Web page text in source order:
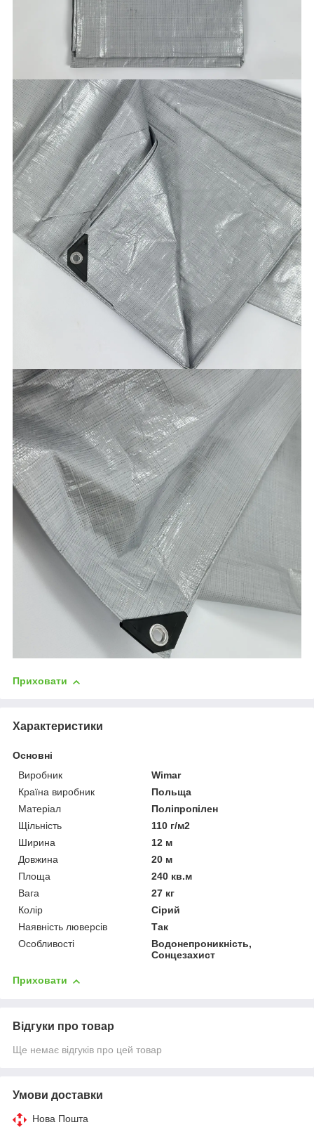
Приховати
Характеристики
Основні
Виробник
Wimar
Країна виробник
Польща
Матеріал
Поліпропілен
Щільність
110 г/м2
Ширина
12 м
Довжина
20 м
Площа
240 кв.м
Вага
27 кг
Колір
Сірий
Наявність люверсів
Так
Особливості
Водонепроникність,
Сонцезахист
Приховати
Відгуки про товар
Ще немає відгуків про цей товар
Умови доставки
Нова Пошта